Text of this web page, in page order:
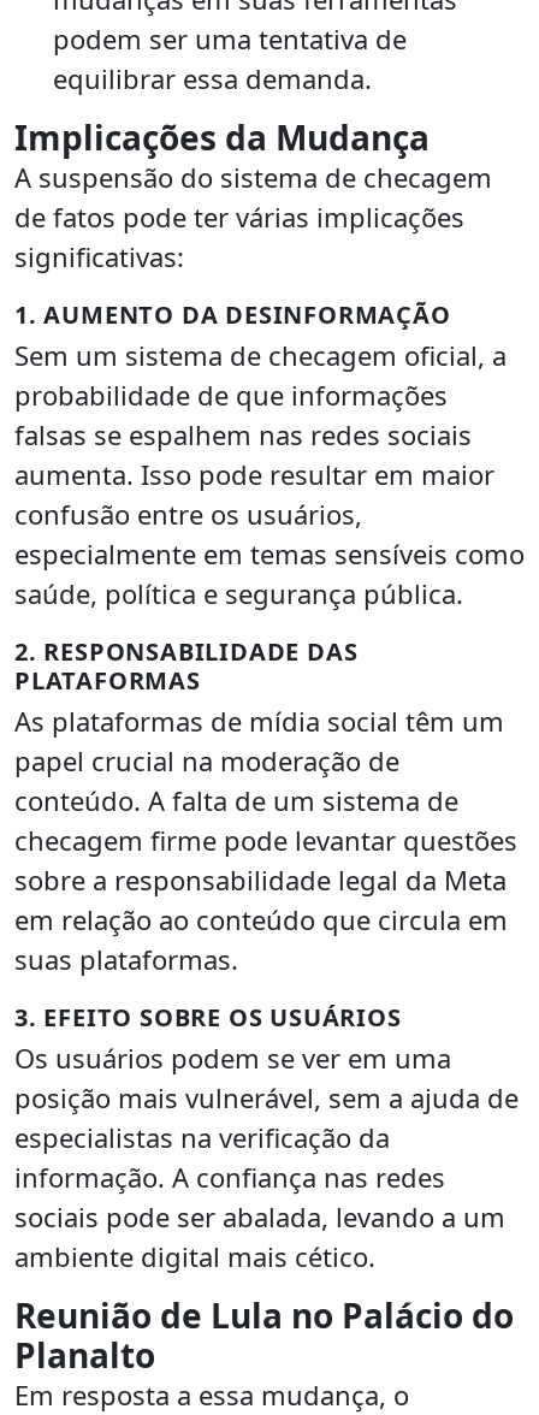
podem ser uma tentativa de
equilibrar essa demanda.
Implicações da Mudança
A suspensão do sistema de checagem
de fatos pode ter várias implicações
significativas:
1. AUMENTO DA DESINFORMAÇÃO
Sem um sistema de checagem oficial, a
probabilidade de que informações
falsas se espalhem nas redes sociais
aumenta. Isso pode resultar em maior
confusão entre os usuários,
especialmente em temas sensíveis como
saúde, política e segurança pública.
2. RESPONSABILIDADE DAS
PLATAFORMAS
As plataformas de mídia social têm um
papel crucial na moderação de
conteúdo. A falta de um sistema de
checagem firme pode levantar questões
sobre a responsabilidade legal da Meta
em relação ao conteúdo que circula em
suas plataformas.
3. EFEITO SOBRE OS USUÁRIOS
Os usuários podem se ver em uma
posição mais vulnerável, sem a ajuda de
especialistas na verificação da
informação. A confiança nas redes
sociais pode ser abalada, levando a um
ambiente digital mais cético.
Reunião de Lula no Palácio do
Planalto
Em resposta a essa mudança, o